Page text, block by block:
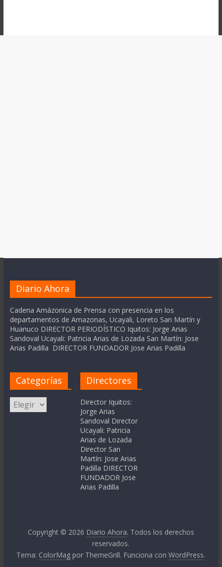
Diario Ahora
Cadena Amázonica de Prensa con presencia en los
departamentos de Amazonas, Ucayali, Loreto San Martín y
Huanuco DIRECTOR PERIODÍSTICO Iquitos: Jorge Arias
Sandoval Ucayali: Patricia Arias de Lozada San Martín: Jose
Arias Padilla DIRECTOR FUNDADOR Jose Arias Padilla
Categorías
Categorías
Directores
Director Iquitos:
Jorge Arias
Sandoval Director
Ucayali: Patricia
Arias de Lozada
Director San
Martín: Jose Arias
Padilla DIRECTOR
FUNDADOR Jose
Arias Padilla
Copyright © 2026 Diario Ahora. Todos los derechos
reservados.
Tema: ColorMag por ThemeGrill. Funciona conWordPress.